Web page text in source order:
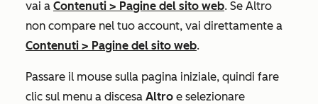
vai a Contenuti > Pagine del sito web. Se Altro
non compare nel tuo account, vai direttamente a
Contenuti > Pagine del sito web.
Passare il mouse sulla pagina iniziale, quindi fare
clic sul menu a discesa Altro e selezionare